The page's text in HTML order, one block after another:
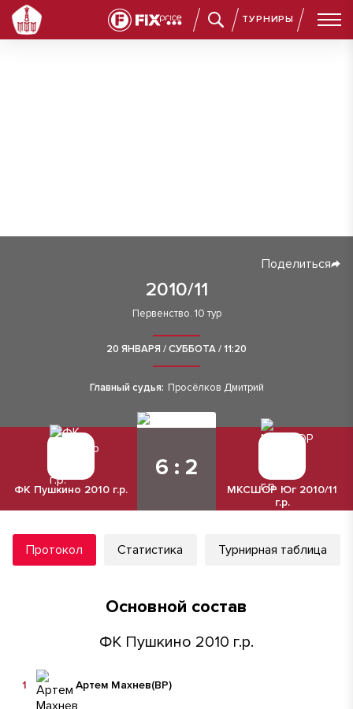
ТУРНИРЫ
2010/11
Поделиться
Первенство. 10 тур
20 ЯНВАРЯ / СУББОТА / 11:20
Главный судья: Просёлков Дмитрий
ФК Пушкино 2010 г.р.
6 : 2
МКСШОР Юг 2010/11
г.р.
Протокол Статистика Турнирная таблица
Основной состав
ФК Пушкино 2010 г.р.
Артем Махнев(ВР)
1